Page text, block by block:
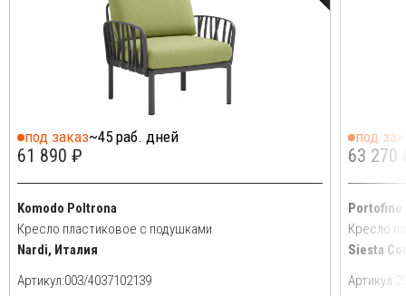
под заказ~45 раб. дней
61 890 ₽
Komodo Poltrona
Кресло пластиковое с подушками
Nardi, Италия
Артикул:
под
63 270
Portofino
Кресло
Siesta
Артикул: